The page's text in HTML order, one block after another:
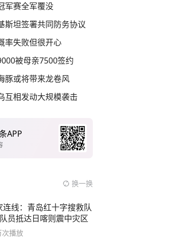
军赛全军覆没
斯坦签署共同防务协议
率失败但很开心
被母亲7500签约
豚或将带来龙卷风
互相发动大规模袭击
APP
换一换
连线：青岛红十字搜救队
员抵达日喀则震中灾区
次播放